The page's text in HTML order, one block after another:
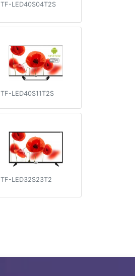
TF-LED40S04T2S
TF-LED40S11T2S
TF-LED32S23T2